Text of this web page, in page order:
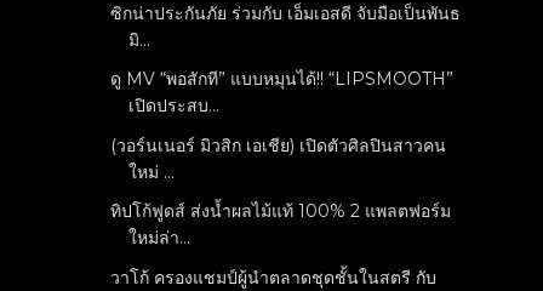
ซิกน่าประกันภัย ร่วมกับ เอ็มเอสดี จับมือเป็นพันธ
มิ...
ดู MV “พอสักที” แบบหมุนได้!! “LIPSMOOTH”
เปิดประสบ...
(วอร์นเนอร์ มิวสิก เอเชีย) เปิดตัวศิลปินสาวคน
ใหม่ ...
ทิปโก้ฟูดส์ ส่งน้ำผลไม้แท้ 100% 2 แพลตฟอร์ม
ใหม่ล่า...
วาโก้ ครองแชมป์ผู้นำตลาดชุดชั้นในสตรี กับ